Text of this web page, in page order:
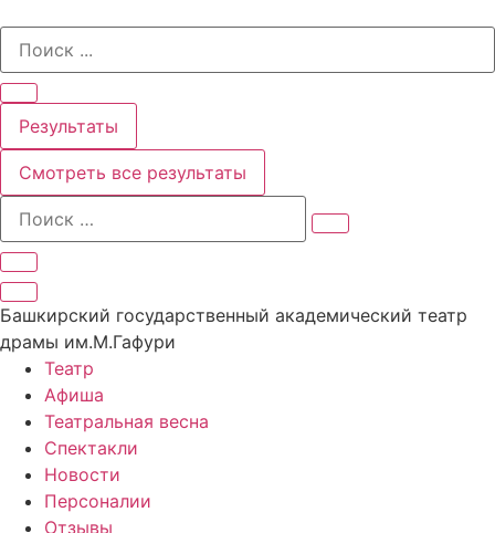
содержимому
Search
Результаты
Смотреть все результаты
Башкирский государственный академический театр
драмы им.М.Гафури
Театр
Афиша
Театральная весна
Спектакли
Новости
Персоналии
Отзывы